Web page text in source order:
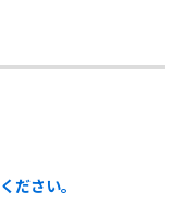
ださい。